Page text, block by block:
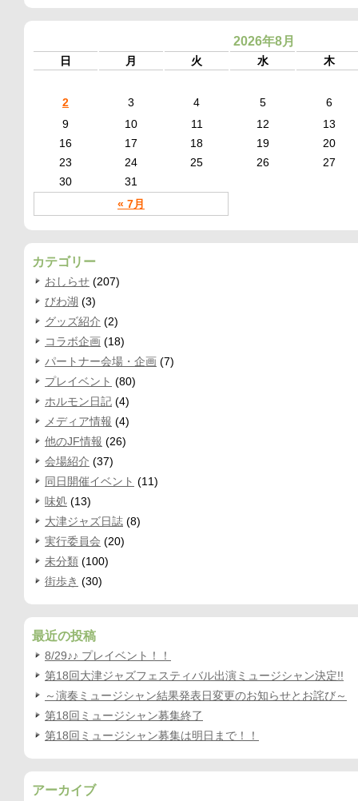
2026年8月
日 月 火 水 木
« 7月
2 3 4 5
6
9
10 11 12
13
16
17 18 19
20
23
24 25 26
27
30
31
カテゴリー
おしらせ (207)
びわ湖 (3)
グッズ紹介 (2)
コラボ企画 (18)
パートナー会場・企画 (7)
プレイベント (80)
ホルモン日記 (4)
メディア情報 (4)
他のJF情報 (26)
会場紹介 (37)
同日開催イベント (11)
味処 (13)
大津ジャズ日誌 (8)
実行委員会 (20)
未分類 (100)
街歩き (30)
最近の投稿
8/29♪♪ プレイベント！！
第18回大津ジャズフェスティバル出演ミュージシャン決定!!
～演奏ミュージシャン結果発表日変更のお知らせとお詫び～
第18回ミュージシャン募集終了
第18回ミュージシャン募集は明日まで！！
アーカイブ